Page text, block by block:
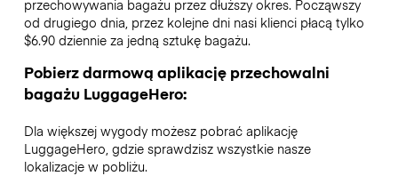
przechowywania bagażu przez dłuższy okres. Począwszy
od drugiego dnia, przez kolejne dni nasi klienci płacą tylko
$6.90 dziennie za jedną sztukę bagażu.
Pobierz darmową aplikację przechowalni
bagażu LuggageHero:
Dla większej wygody możesz pobrać aplikację
LuggageHero, gdzie sprawdzisz wszystkie nasze
lokalizacje w pobliżu.